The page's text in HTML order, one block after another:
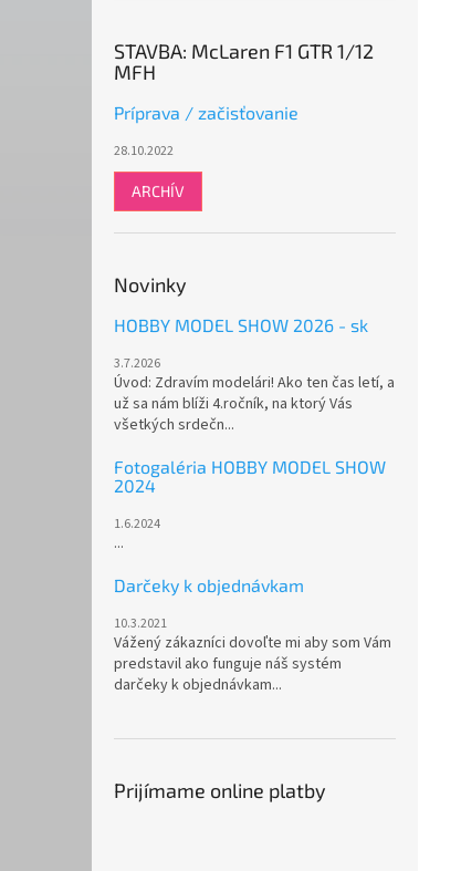
STAVBA: McLaren F1 GTR 1/12
MFH
Príprava / začisťovanie
28.10.2022
ARCHÍV
Novinky
HOBBY MODEL SHOW 2026 - sk
3.7.2026
Úvod: Zdravím modelári! Ako ten čas letí, a
už sa nám blíži 4.ročník, na ktorý Vás
všetkých srdečn...
Fotogaléria HOBBY MODEL SHOW
2024
1.6.2024
...
Darčeky k objednávkam
10.3.2021
Vážený zákazníci dovoľte mi aby som Vám
predstavil ako funguje náš systém
darčeky k objednávkam...
Prijímame online platby